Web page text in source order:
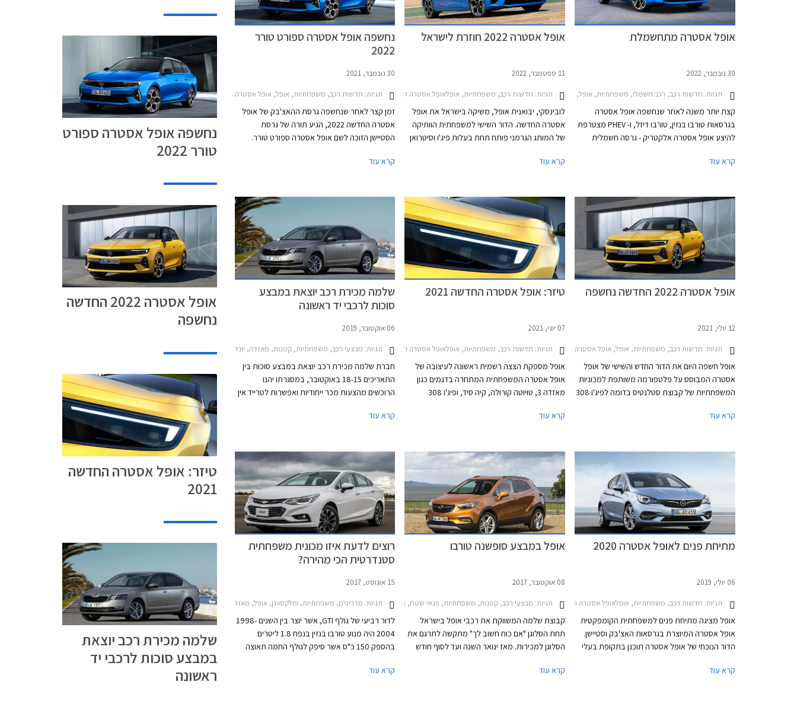
אופל אסטרה מתחשמלת
30 נובמבר, 2022
תגיות: חדשות רכב, רכב חשמלי, משפחתיות, אופל, אופל אסטרה האצ'בק 2022-2026חשמלאי רכב
קצת יותר משנה לאחר שנחשפה אופל אסטרה
בגרסאות טורבו בנזין, טורבו דיזל, ו- PHEV מצטרפת
להיצע אופל אסטרה אלקטריק - גרסה חשמלית
מדובר בהפתעה שכן האסטרטגיה של מותגי אופל,
הוצגה בגרסה חשמלית מוקדם יותר השנה.
קרא עוד
אופל אסטרה 2022 חוזרת לישראל
11 ספטמבר, 2022
תגיות: חדשות רכב, משפחתיות, אופלאופל אסטרה האצ'בק 2022-2026
לובינסקי, יבואנית אופל, משיקה בישראל את אופל
אסטרה החדשה. הדור השישי למשפחתית הוותיקה
של המותג הגרמני פותח תחת בעלות פיג'ו וסיטרואן
מתעכבת בדרכה אלינו. כחלק מהמיתוג החדש
הוצמד לה תג מחיר גבוה העומד על 158,990 ₪.
קרא עוד
נחשפה אופל אסטרה ספורט טורר
2022
30 נובמבר, 2021
תגיות: חדשות רכב, משפחתיות, אופל, אופל אסטרה סטיישן 2016-2019אופל אסטרה האצ'בק 2022-2026
זמן קצר לאחר שנחשפה גרסת ההאצ'בק של אופל
אסטרה החדשה 2022, הגיע תורה של גרסת
הסטיישן הזוכה לשם אופל אסטרה ספורט טורר.
קומפקטיות עדיין זוכות לביקוש גבוה בשוק הרכב
קרא עוד
אופל אסטרה 2022 החדשה נחשפה
12 יולי, 2021
תגיות: חדשות רכב, משפחתיות, אופל, אופל אסטרה האצ'בק 2022-2026אופל אסטרה 2022
אופל חשפה היום את הדור החדש והשישי של אופל
אסטרה המבוסס על פלטפורמה משותפת למכוניות
המשפחתיות של קבוצת סטלנטיס בדומה לפיג'ו 308
העדכנית של המותג ויוצע בין היתר עם שתי יחידות
קרא עוד
טיזר: אופל אסטרה החדשה 2021
07 יוני, 2021
תגיות: חדשות רכב, משפחתיות, אופלאופל אסטרה האצ'בק 2022-2026
אופל מספקת הצצה רשמית ראשונה לעיצובה של
אופל אסטרה המשפחתית המתחרה בדגמים כגון
מאזדה 3, טויוטה קורולה, קיה סיד, ופיג'ו 308
ממעיטה היצרנית בפרטים אך מדווחת כי לראשונה
קרא עוד
שלמה מכירת רכב יוצאת במבצע
סוכות לרכבי יד ראשונה
06 אוקטובר, 2019
תגיות: מבצעי רכב, משפחתיות, קטנות, מאזדה, יונדאי, אופל, סקודה, אופל אסטרה ברלינה 2012-2019, מאזדה 2 חמש דלתות 2015-2017, יונדאי i25 2011-2018סקודה אוקטביה 2013-2017
חברת שלמה מכירת רכב יוצאת במבצע סוכות בין
התאריכים 18-15 באוקטובר, במסגרתו יהנו
הרוכשים מהצעות מכר ייחודיות ואפשרות לטרייד אין
המכירה של קבוצת שלמה.
קרא עוד
מתיחת פנים לאופל אסטרה 2020
06 יולי, 2019
תגיות: חדשות רכב, משפחתיות, אופלאופל אסטרה האצ'בק 2016-2019
אופל מציגה מתיחת פנים למשפחתית הקומפקטית
אופל אסטרה המיוצרת בגרסאות האצ'בק וסטיישן.
הדור הנוכחי של אופל אסטרה תוכנן בתקופת בעלי
שלדה ומכלולים עם שברולט קרוז.
קרא עוד
אופל במבצע סופשנה טורבו
08 אוקטובר, 2017
תגיות: מבצעי רכב, קטנות, משפחתיות, פנאי שטח, אופל, אופל אסטרה האצ'בק 2016-2019, אופל אדם 2014-2019, אופל מוקה X 2017-2019מבצע אופל אוקטובר 2017
קבוצת שלמה המשווקת את רכבי אופל בישראל
תחת הסלוגן "אם כוח חשוב לך" מתקשה לתרגם את
הסלוגן למכירות. מאז ינואר השנה ועד לסוף חודש
לעומת התקופה המקבילה אשתקד והיא ממוקמת
קרא עוד
רוצים לדעת איזו מכונית משפחתית
סטנדרטית הכי מהירה?
15 אוגוסט, 2017
תגיות: מדריכים, משפחתיות, פולקסווגן, אופל, מאזדה, שברולט, סקודה, סיאט, אופל אסטרה האצ'בק 2016-2019, פולקסווגן גולף 5 דלתות 2017-2021, מאזדה 3 2017-2019, שברולט קרוז סדאן 2016-2019, סקודה אוקטביה 2017-2020, סיאט לאון 2017-2020המשפחתית בעלת התאוצה הטובה ביותר
לדור רביעי של גולף GTI, אשר יוצר בין השנים 1998-
2004 היה מנוע טורבו בנזין בנפח 1.8 ליטרים
בהספק 150 כ"ס אשר סיפק לגולף החמה תאוצה
תיבת הילוכים ידנית. לגולף הסטנדרטית באותם שנים
קרא עוד
נחשפה אופל אסטרה ספורט
טורר 2022
אופל אסטרה 2022 החדשה
נחשפה
טיזר: אופל אסטרה החדשה
2021
שלמה מכירת רכב יוצאת
במבצע סוכות לרכבי יד
ראשונה